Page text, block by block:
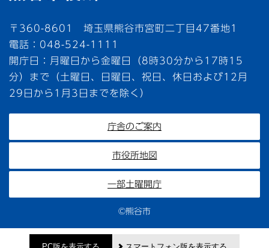
〒360-8601 埼玉県熊谷市宮町二丁目47番地1
電話：048-524-1111
開庁日：月曜日から金曜日（8時30分から17時15
分）まで（土曜日、日曜日、祝日、休日および12月
29日から1月3日までを除く）
庁舎のご案内
市役所地図
一部土曜開庁
©熊谷市